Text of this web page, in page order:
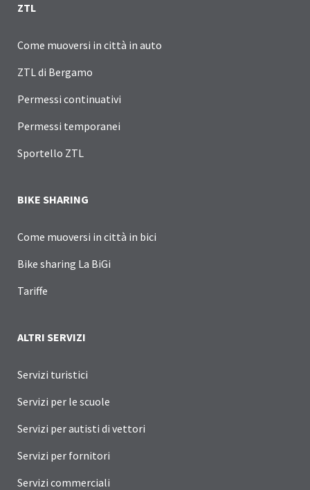
ZTL
Come muoversi in città in auto
ZTL di Bergamo
Permessi continuativi
Permessi temporanei
Sportello ZTL
BIKE SHARING
Come muoversi in città in bici
Bike sharing La BiGi
Tariffe
ALTRI SERVIZI
Servizi turistici
Servizi per le scuole
Servizi per autisti di vettori
Servizi per fornitori
Servizi commerciali